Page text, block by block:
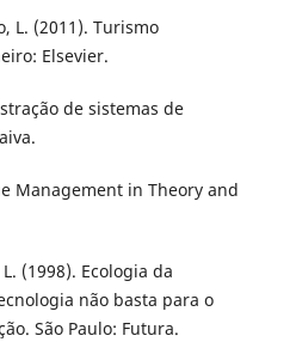
L. (2011). Turismo
Elsevier.
de sistemas de
Management in Theory and
(1998). Ecologia da
não basta para o
São Paulo: Futura.